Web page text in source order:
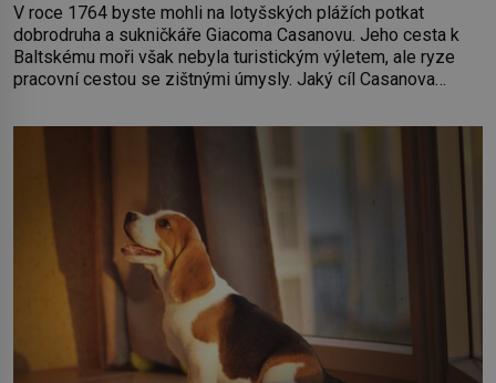
V roce 1764 byste mohli na lotyšských plážích potkat
dobrodruha a sukničkáře Giacoma Casanovu. Jeho cesta k
Baltskému moři však nebyla turistickým výletem, ale ryze
pracovní cestou se zištnými úmysly. Jaký cíl Casanova
Rigy? Casanova v Pobaltí kontaktoval tamní zednářské lóže.
Nebyl v této oblasti žádným nováčkem, protože do